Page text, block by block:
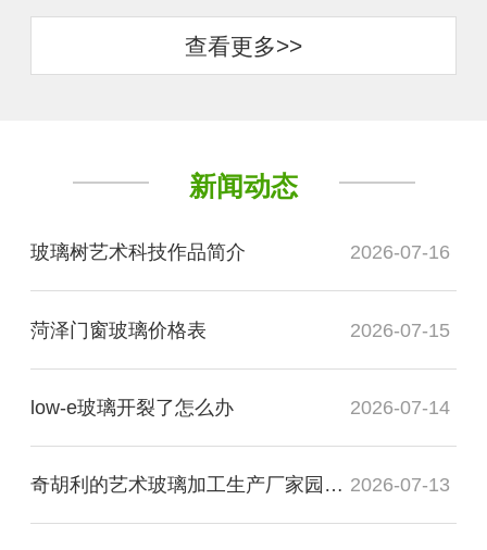
查看更多>>
新闻动态
玻璃树艺术科技作品简介 2026-07-16
菏泽门窗玻璃价格表 2026-07-15
low-e玻璃开裂了怎么办 2026-07-14
奇胡利的艺术玻璃加工生产厂家园展现了什么 2026-07-13